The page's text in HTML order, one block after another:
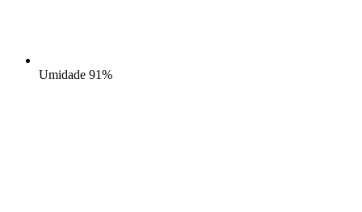
Umidade 91%